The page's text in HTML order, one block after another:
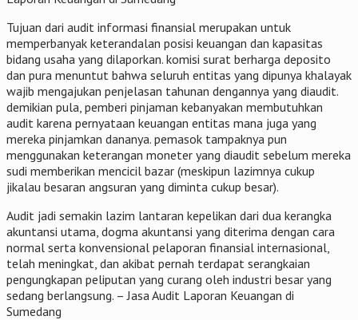
Tujuan dari audit informasi finansial merupakan untuk
memperbanyak keterandalan posisi keuangan dan kapasitas
bidang usaha yang dilaporkan. komisi surat berharga deposito
dan pura menuntut bahwa seluruh entitas yang dipunya khalayak
wajib mengajukan penjelasan tahunan dengannya yang diaudit.
demikian pula, pemberi pinjaman kebanyakan membutuhkan
audit karena pernyataan keuangan entitas mana juga yang
mereka pinjamkan dananya. pemasok tampaknya pun
menggunakan keterangan moneter yang diaudit sebelum mereka
sudi memberikan mencicil bazar (meskipun lazimnya cukup
jikalau besaran angsuran yang diminta cukup besar).
Audit jadi semakin lazim lantaran kepelikan dari dua kerangka
akuntansi utama, dogma akuntansi yang diterima dengan cara
normal serta konvensional pelaporan finansial internasional,
telah meningkat, dan akibat pernah terdapat serangkaian
pengungkapan peliputan yang curang oleh industri besar yang
sedang berlangsung. – Jasa Audit Laporan Keuangan di
Sumedang